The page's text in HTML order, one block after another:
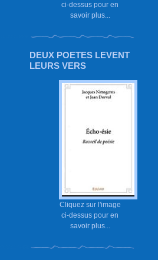
ci-dessus pour en
savoir plus...
DEUX POETES LEVENT
LEURS VERS
Cliquez sur l'image
ci-dessus pour en
savoir plus...